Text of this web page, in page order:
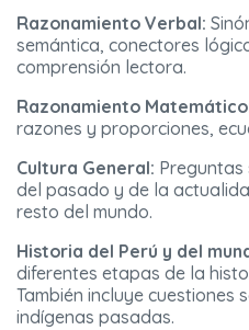
Razonamiento Verbal:
semántica, conectores
comprensión lectora.
Razonamiento
razones y proporciones,
Cultura General: Preguntas
del pasado y de la
resto del mundo.
Historia del Perú y del
diferentes etapas de la
También incluye cuestiones
indígenas pasadas.